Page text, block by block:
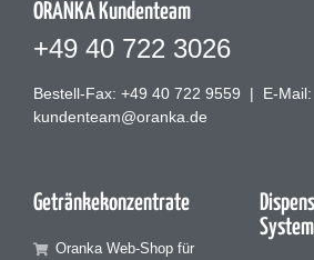
ORANKA Kundenteam
+49 40 722 3026
Bestell-Fax: +49 40 722 9559 | E-Mail:
kundenteam@oranka.de
Getränke­konzentrate
Oranka Web-Shop für